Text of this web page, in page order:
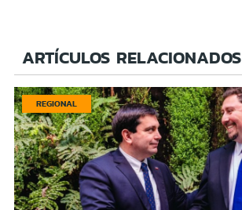
ARTÍCULOS RELACIONADOS
REGIONAL